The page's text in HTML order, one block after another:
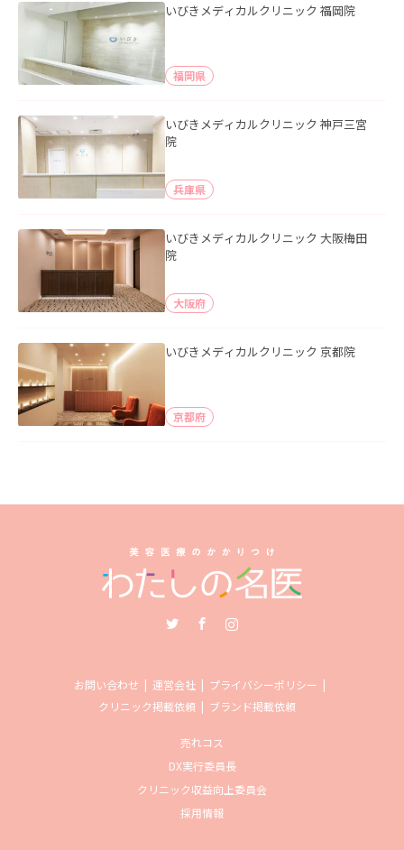
いびきメディカルクリニック 福岡院
福岡県
いびきメディカルクリニック 神戸三宮
院
兵庫県
いびきメディカルクリニック 大阪梅田
院
大阪府
いびきメディカルクリニック 京都院
京都府
お問い合わせ 運営会社
プライバシーポリシー
クリニック掲載依頼
ブランド掲載依頼
売れコス
DX実行委員長
クリニック収益向上委員会
採用情報